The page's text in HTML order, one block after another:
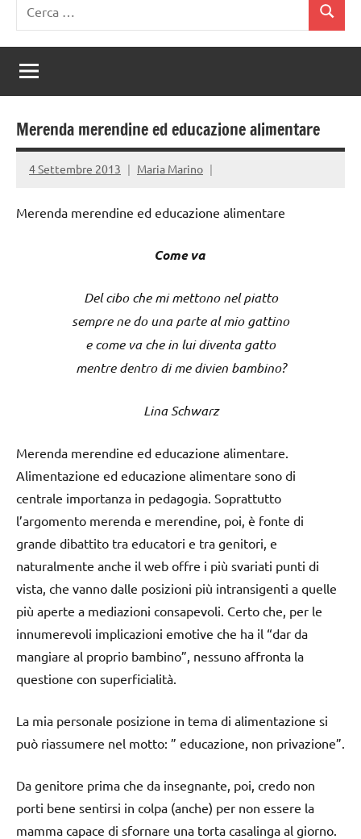
per:
Cerca
Merenda merendine ed educazione alimentare
4 Settembre 2013 Maria Marino
Merenda merendine ed educazione alimentare
Come va
Del cibo che mi mettono nel piatto
sempre ne do una parte al mio gattino
e come va che in lui diventa gatto
mentre dentro di me divien bambino?
Lina Schwarz
Merenda merendine ed educazione alimentare.
Alimentazione ed educazione alimentare sono di
centrale importanza in pedagogia. Soprattutto
l’argomento merenda e merendine, poi, è fonte di
grande dibattito tra educatori e tra genitori, e
naturalmente anche il web offre i più svariati punti di
vista, che vanno dalle posizioni più intransigenti a quelle
più aperte a mediazioni consapevoli. Certo che, per le
innumerevoli implicazioni emotive che ha il “dar da
mangiare al proprio bambino”, nessuno affronta la
questione con superficialità.
La mia personale posizione in tema di alimentazione si
può riassumere nel motto: ” educazione, non privazione”.
Da genitore prima che da insegnante, poi, credo non
porti bene sentirsi in colpa (anche) per non essere la
mamma capace di sfornare una torta casalinga al giorno.